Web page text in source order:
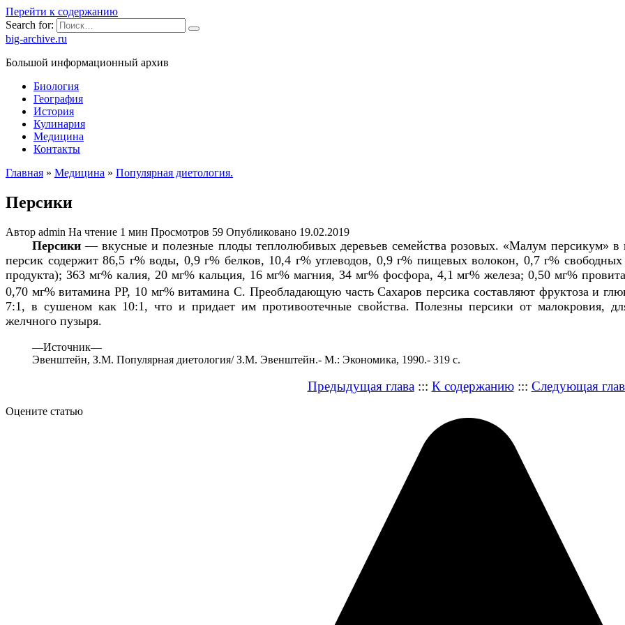
Перейти к содержанию
Search for:
big-archive.ru
Большой информационный архив
Биология
География
История
Кулинария
Медицина
Контакты
Главная » Медицина » Популярная диетология.
Персики
Автор admin На чтение 1 мин Просмотров 59 Опубликовано 19.02.2019
Персики— вкусные и полезные плоды теплолюбивых деревьев семейства розовых. «Малум персикум» в
персик содержит 86,5 г% воды, 0,9 г% белков, 10,4 г% углеводов, 0,9 г% пищевых волокон, 0,7 г%
продукта); 363 мг% калия, 20 мг% кальция, 16 мг% магния, 34 мг% фосфора, 4,1 мг% железа; 0,50 мг%
0,70 мг% витамина РР, 10 мг% витамина С. Преобладающую часть Сахаров персика составляют фруктоза и
7:1, в сушеном как 10:1, что и придает им противоотечные свойства. Полезны персики от малокровия,
желчного пузыря.
—Источник—
Эвенштейн, З.М. Популярная диетология/ З.М. Эвенштейн.- М.: Экономика, 1990.- 319 с.
Предыдущая глава::: К содержанию::: Следующая
Оцените статью